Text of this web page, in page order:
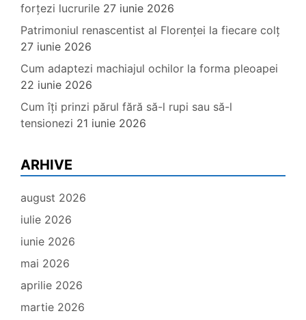
forțezi lucrurile 27 iunie 2026
Patrimoniul renascentist al Florenței la fiecare colț
27 iunie 2026
Cum adaptezi machiajul ochilor la forma pleoapei
22 iunie 2026
Cum îți prinzi părul fără să-l rupi sau să-l
tensionezi 21 iunie 2026
ARHIVE
august 2026
iulie 2026
iunie 2026
mai 2026
aprilie 2026
martie 2026